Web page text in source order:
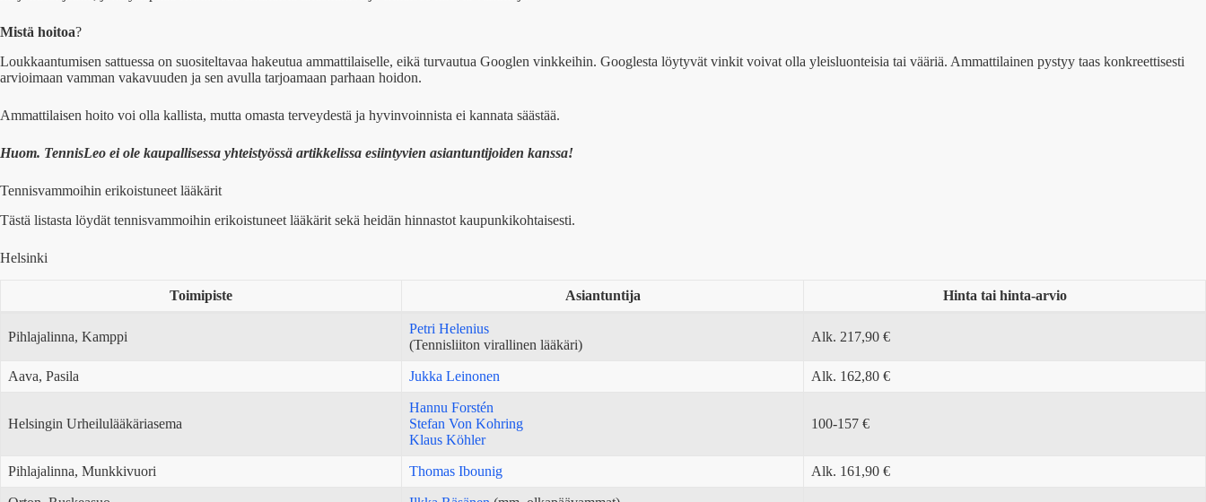
Mistä hoitoa?
Loukkaantumisen sattuessa on suositeltavaa hakeutua ammattilaiselle, eikä turvautua Googlen vinkkeihin. Googlesta löytyvät vinkit voivat olla yleisluonteisia tai vääriä. Ammattilainen pystyy taas konkreettisesti
arvioimaan vamman vakavuuden ja sen avulla tarjoamaan parhaan hoidon.
Ammattilaisen hoito voi olla kallista, mutta omasta terveydestä ja hyvinvoinnista ei kannata säästää.
Huom. TennisLeo ei ole kaupallisessa yhteistyössä artikkelissa esiintyvien asiantuntijoiden kanssa!
Tennisvammoihin erikoistuneet lääkärit
Tästä listasta löydät tennisvammoihin erikoistuneet lääkärit sekä heidän hinnastot kaupunkikohtaisesti.
Helsinki
Toimipiste Asiantuntija Hinta tai hinta-arvio
Pihlajalinna, Kamppi
Petri Helenius
(Tennisliiton virallinen lääkäri)
Alk. 217,90 €
Aava, Pasila Jukka Leinonen Alk. 162,80 €
Helsingin Urheilulääkäriasema
Hannu Forstén
Stefan Von Kohring
Klaus Köhler
100-157 €
Pihlajalinna, Munkkivuori Thomas Ibounig Alk. 161,90 €